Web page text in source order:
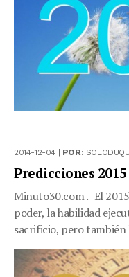
2014-12-04 | POR:
Predicciones
Minuto30.com .- El
poder, la habilidad
sacrificio, pero también